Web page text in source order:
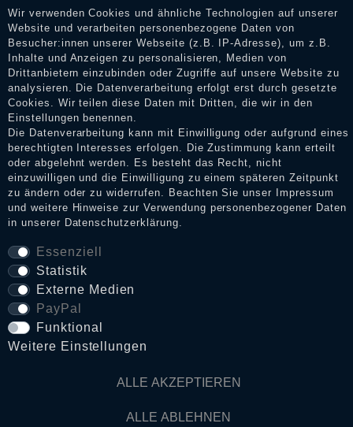
Dienstleistungen gar nicht erworben oder genutzt haben. Nach
Erhalt einer Benachrichtigungs-E-Mail können Händler die
Bewertungen verifizieren und über die erfolgte Verifizierung im
Shop informieren.
Impressum
Daten­schutz­erklärung
AGB
Widerrufs­recht
VERTRAG WIDERRUFEN
© Copyright 2026 Dark Ages Glasche & Kuczwalska GbR
Wir verwenden Cookies und ähnliche Technologien auf unserer
Website und verarbeiten personenbezogene Daten von
Besucher:innen unserer Webseite (z.B. IP-Adresse), um z.B.
Inhalte und Anzeigen zu personalisieren, Medien von
Drittanbietern einzubinden oder Zugriffe auf unsere Website zu
analysieren. Die Datenverarbeitung erfolgt erst durch gesetzte
Cookies. Wir teilen diese Daten mit Dritten, die wir in den
Einstellungen benennen.
Die Datenverarbeitung kann mit Einwilligung oder aufgrund eines
berechtigten Interesses erfolgen. Die Zustimmung kann erteilt
oder abgelehnt werden. Es besteht das Recht, nicht
einzuwilligen und die Einwilligung zu einem späteren Zeitpunkt
zu ändern oder zu widerrufen. Beachten Sie unser
Impressum
und weitere Hinweise zur Verwendung personenbezogener Daten
in unserer Daten­schutz­erklärung.
Essenziell
Statistik
Externe Medien
PayPal
Funktional
Weitere Einstellungen
ALLE AKZEPTIEREN
ALLE ABLEHNEN